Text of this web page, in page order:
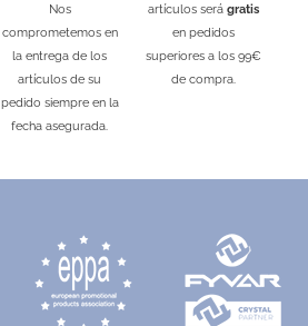
Nos
comprometemos en
la entrega de los
artículos de su
pedido siempre en la
fecha asegurada.
artículos será gratis
en pedidos
superiores a los 99€
de compra.